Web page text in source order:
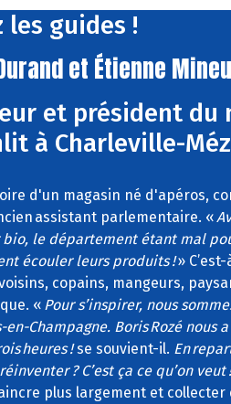
les guides !
et Étienne
et président du
à Charleville-
d'un magasin né d'apéros,
assistant parlementaire. «
bio, le département étant mal
écouler leurs produits !»
copains, mangeurs,
« Pour s’inspirer, nous
en-Champagne. Boris Rozé
heures !se souvient-il. En
? C’est ça ce qu’on veut
plus largement et collecter